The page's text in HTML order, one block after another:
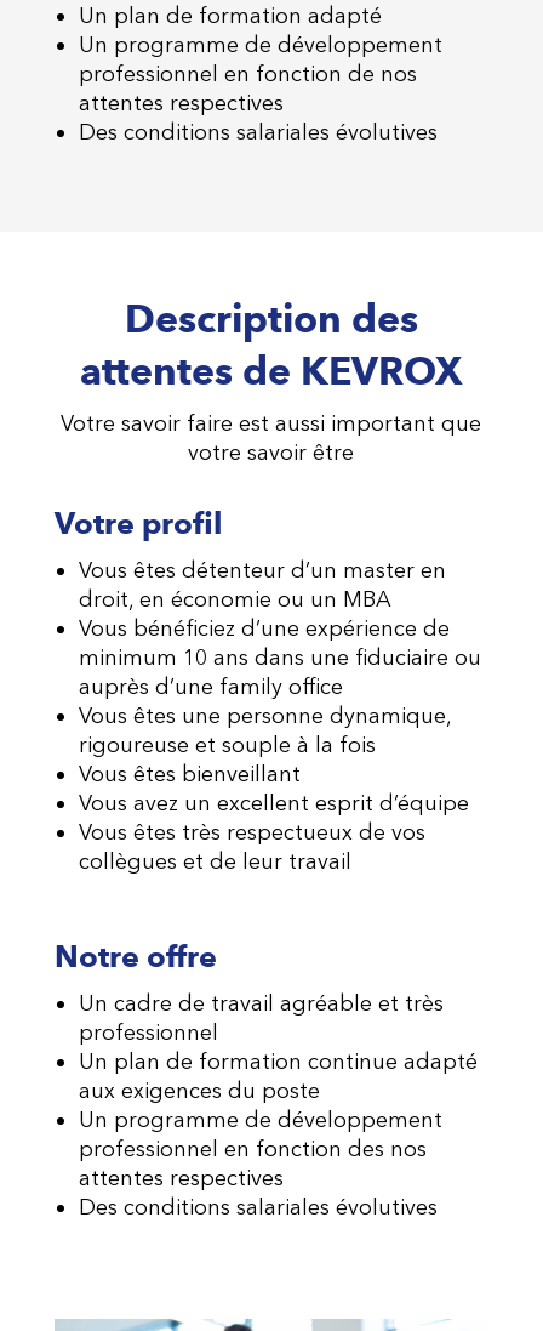
Un plan de formation adapté
Un programme de développement
professionnel en fonction de nos
attentes respectives
Des conditions salariales évolutives
Description des
attentes de KEVROX
Votre savoir faire est aussi important que
votre savoir être
Votre profil
Vous êtes détenteur d’un master en
droit, en économie ou un MBA
Vous bénéficiez d’une expérience de
minimum 10 ans dans une fiduciaire ou
auprès d’une family office
Vous êtes une personne dynamique,
rigoureuse et souple à la fois
Vous êtes bienveillant
Vous avez un excellent esprit d’équipe
Vous êtes très respectueux de vos
collègues et de leur travail
Notre offre
Un cadre de travail agréable et très
professionnel
Un plan de formation continue adapté
aux exigences du poste
Un programme de développement
professionnel en fonction des nos
attentes respectives
Des conditions salariales évolutives